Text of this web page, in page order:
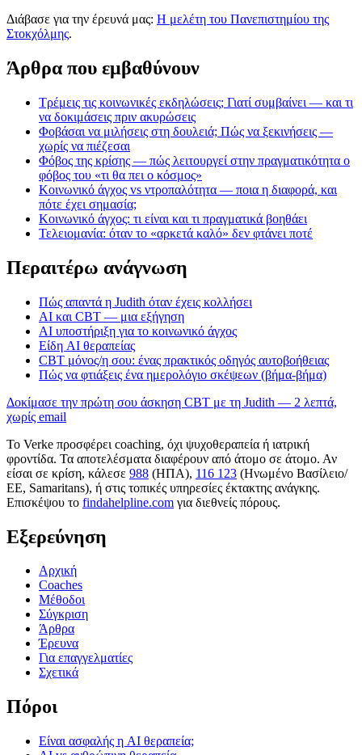
Διάβασε για την έρευνά μας: Η μελέτη του Πανεπιστημίου της
Στοκχόλμης.
Άρθρα που εμβαθύνουν
Τρέμεις τις κοινωνικές εκδηλώσεις; Γιατί συμβαίνει — και τι
να δοκιμάσεις πριν ακυρώσεις
Φοβάσαι να μιλήσεις στη δουλειά; Πώς να ξεκινήσεις —
χωρίς να πιέζεσαι
Φόβος της κρίσης — πώς λειτουργεί στην πραγματικότητα ο
φόβος του «τι θα πει ο κόσμος»
Κοινωνικό άγχος vs ντροπαλότητα — ποια η διαφορά, και
πότε έχει σημασία;
Κοινωνικό άγχος: τι είναι και τι πραγματικά βοηθάει
Τελειομανία: όταν το «αρκετά καλό» δεν φτάνει ποτέ
Περαιτέρω ανάγνωση
Πώς απαντά η Judith όταν έχεις κολλήσει
AI και CBT — μια εξήγηση
AI υποστήριξη για το κοινωνικό άγχος
Είδη AI θεραπείας
CBT μόνος/η σου: ένας πρακτικός οδηγός αυτοβοήθειας
Πώς να φτιάξεις ένα ημερολόγιο σκέψεων (βήμα-βήμα)
Δοκίμασε την πρώτη σου άσκηση CBT με τη Judith — 2 λεπτά,
χωρίς email
Το Verke προσφέρει coaching, όχι ψυχοθεραπεία ή ιατρική
φροντίδα. Τα αποτελέσματα διαφέρουν από άτομο σε άτομο. Αν
είσαι σε κρίση, κάλεσε 988 (ΗΠΑ), 116 123 (Ηνωμένο Βασίλειο/
ΕΕ, Samaritans), ή στις τοπικές υπηρεσίες έκτακτης ανάγκης.
Επισκέψου το findahelpline.com για διεθνείς πόρους.
Εξερεύνηση
Αρχική
Coaches
Μέθοδοι
Σύγκριση
Άρθρα
Έρευνα
Για επαγγελματίες
Σχετικά
Πόροι
Είναι ασφαλής η AI θεραπεία;